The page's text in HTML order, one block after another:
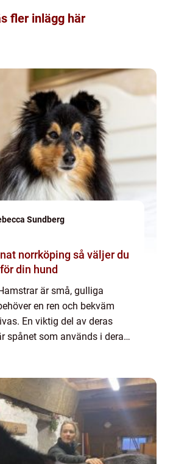
fler inlägg här
Sundberg
så väljer du
din hund
är små, gulliga
en ren och bekväm
En viktig del av deras
spånet som används i deras